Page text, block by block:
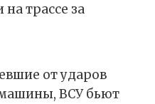
трассе за
от ударов
ВСУ бьют